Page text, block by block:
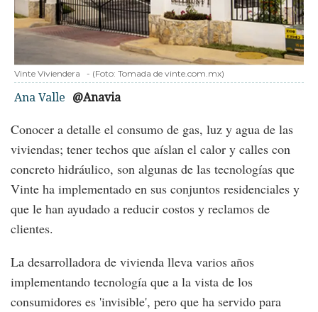
Vinte Viviendera - (Foto: Tomada de vinte.com.mx)
Ana Valle @Anavia
Conocer a detalle el consumo de gas, luz y agua de las
viviendas; tener techos que aíslan el calor y calles con
concreto hidráulico, son algunas de las tecnologías que
Vinte ha implementado en sus conjuntos residenciales y
que le han ayudado a reducir costos y reclamos de
clientes.
La desarrolladora de vivienda lleva varios años
implementando tecnología que a la vista de los
consumidores es 'invisible', pero que ha servido para